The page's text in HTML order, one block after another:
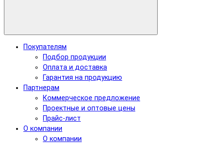
Покупателям
Подбор продукции
Оплата и доставка
Гарантия на продукцию
Партнерам
Коммерческое предложение
Проектные и оптовые цены
Прайс-лист
О компании
О компании